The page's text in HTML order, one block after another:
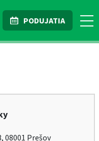
PODUJATIA
08001 Prešov